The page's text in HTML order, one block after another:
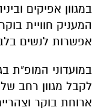
במגוון אפיקים
המעניק חוויית
אפשרות לנשים
במועדוני המופ"ת
לקבל מגוון רחב
ארוחת בוקר